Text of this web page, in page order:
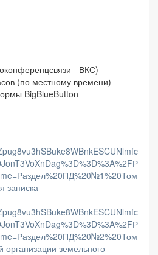
- ВКС)
(по местному времени)
BigBlueButton
записка
земельного